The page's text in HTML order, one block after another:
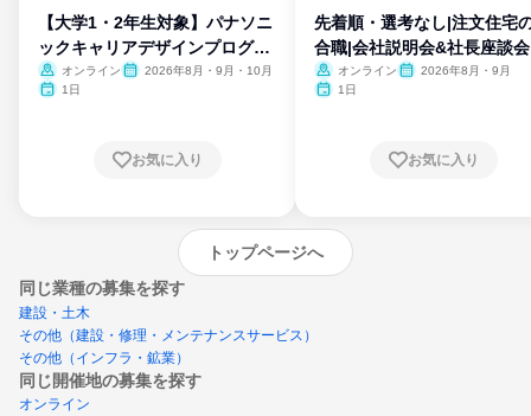
【大学1・2年生対象】パナソニ
ックキャリアデザインプログラ
ム
オンライン
2026年8月・9月・10月
1日
お気に入り
先着順・選考なし|注文住宅
合職|会社説明会&社長座談会
オンライン
2026年8月・9月
1日
お気に入り
トップページへ
同じ業種の募集を探す
建設・土木
その他（建設・修理・メンテナンスサービス）
その他（インフラ・鉱業）
同じ開催地の募集を探す
オンライン